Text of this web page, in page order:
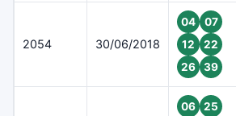
2054 30/06/2018
04
07
12
22
26
39
06
25